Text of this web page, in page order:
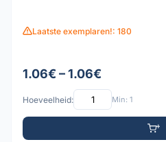
Laatste exemplaren!: 180
1.06€ – 1.06€
Hoeveelheid: Min: 1